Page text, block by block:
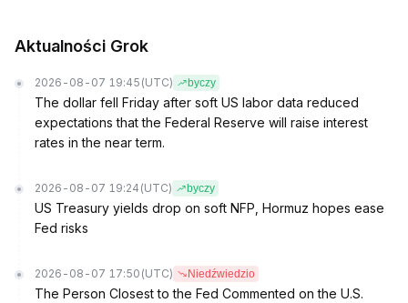
Aktualności Grok
2026-08-07 19:45 (UTC) byczy
The dollar fell Friday after soft US labor data reduced
expectations that the Federal Reserve will raise interest
rates in the near term.
2026-08-07 19:24 (UTC) byczy
US Treasury yields drop on soft NFP, Hormuz hopes ease
Fed risks
2026-08-07 17:50 (UTC) Niedźwiedzio
The Person Closest to the Fed Commented on the U.S.